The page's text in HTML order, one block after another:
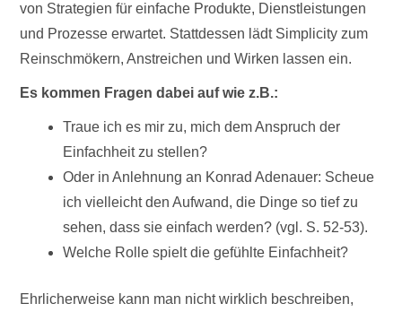
von Strategien für einfache Produkte, Dienstleistungen
und Prozesse erwartet. Stattdessen lädt Simplicity zum
Reinschmökern, Anstreichen und Wirken lassen ein.
Es kommen Fragen dabei auf wie z.B.:
Traue ich es mir zu, mich dem Anspruch der
Einfachheit zu stellen?
Oder in Anlehnung an Konrad Adenauer: Scheue
ich vielleicht den Aufwand, die Dinge so tief zu
sehen, dass sie einfach werden? (vgl. S. 52-53).
Welche Rolle spielt die gefühlte Einfachheit?
Ehrlicherweise kann man nicht wirklich beschreiben,